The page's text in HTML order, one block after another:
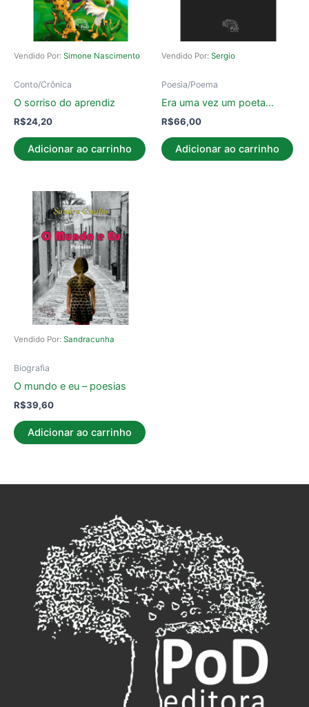
Vendido Por: Simone Nascimento
Conto/Crônica
O sorriso do aprendiz
R$24,20
Adicionar ao carrinho
Vendido Por: Sergio
Poesia/Poema
Era uma vez um poeta…
R$66,00
Adicionar ao carrinho
Vendido Por: Sandracunha
Biografia
O mundo e eu – poesias
R$39,60
Adicionar ao carrinho